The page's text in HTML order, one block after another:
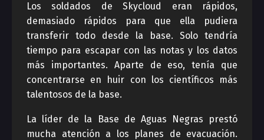
Los soldados de Skycloud eran rápidos,
demasiado rápidos para que ella pudiera
transferir todo desde la base. Solo tendría
tiempo para escapar con las notas y los datos
más importantes. Aparte de eso, tenía que
concentrarse en huir con los científicos más
talentosos de la base.
La líder de la Base de Aguas Negras prestó
mucha atención a los planes de evacuación.